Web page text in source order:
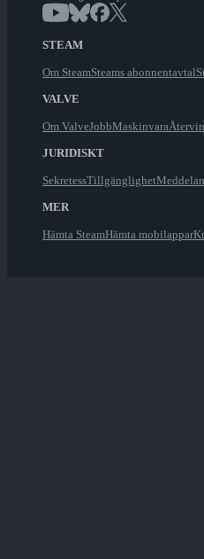
STEAM
Om SteamSteams abonnentavtal
VALVE
Om ValveJobbMaskinvara
JURIDISKT
SekretessTillgänglighet
MER
Hämta SteamHämta mobilappar